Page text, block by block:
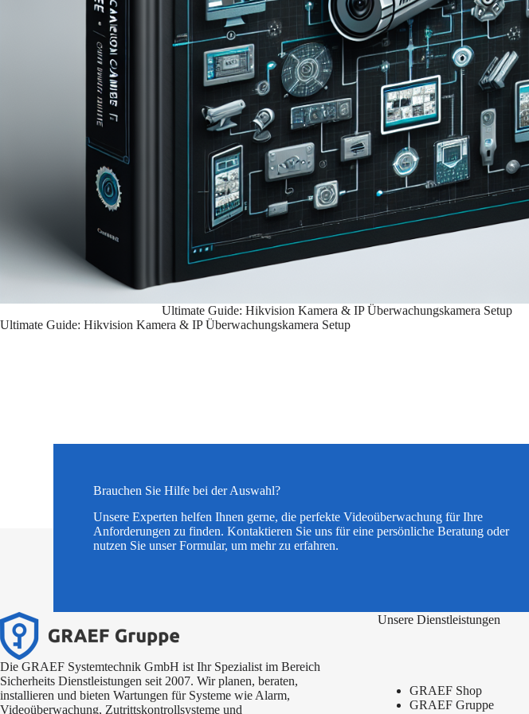
Ultimate Guide: Hikvision Kamera & IP Überwachungskamera Setup
Ultimate Guide: Hikvision Kamera & IP Überwachungskamera Setup
Brauchen Sie Hilfe bei der Auswahl?
Unsere Experten helfen Ihnen gerne, die perfekte Videoüberwachung für Ihre
Anforderungen zu finden. Kontaktieren Sie uns für eine persönliche Beratung oder
nutzen Sie unser Formular, um mehr zu erfahren.
Die GRAEF Systemtechnik GmbH ist Ihr Spezialist im Bereich
Sicherheits Dienstleistungen seit 2007. Wir planen, beraten,
installieren und bieten Wartungen für Systeme wie Alarm,
Videoüberwachung, Zutrittskontrollsysteme und
Unsere Dienstleistungen
GRAEF Shop
GRAEF Gruppe